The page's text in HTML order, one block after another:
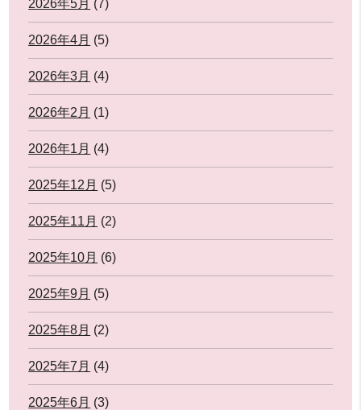
2026年5月 (7)
2026年4月 (5)
2026年3月 (4)
2026年2月 (1)
2026年1月 (4)
2025年12月 (5)
2025年11月 (2)
2025年10月 (6)
2025年9月 (5)
2025年8月 (2)
2025年7月 (4)
2025年6月 (3)